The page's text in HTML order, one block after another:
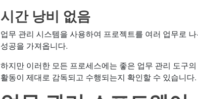
시간 낭비 없음
업무 관리 시스템을 사용하여 프로젝트를 여러 업무로
성공을 가져옵니다.
하지만 이러한 모든 프로세스에는 좋은 업무 관리 도구
활동이 제대로 감독되고 수행되는지 확인할 수 있습니다.